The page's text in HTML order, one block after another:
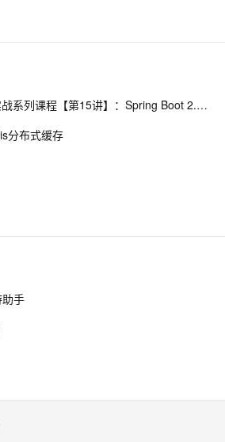
开发者详解与使用指南
方式调用微步在线云API
api key
Java Spring Boot开发实战系列课程【第15讲】：Spring Boot 2.0 API与Spring REST Docs实战
分布式缓存
手